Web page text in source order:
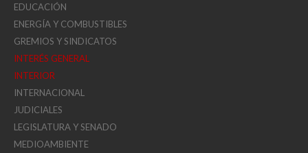
EDUCACIÓN
ENERGÍA Y COMBUSTIBLES
GREMIOS Y SINDICATOS
INTERÉS GENERAL
INTERIOR
INTERNACIONAL
JUDICIALES
LEGISLATURA Y SENADO
MEDIOAMBIENTE